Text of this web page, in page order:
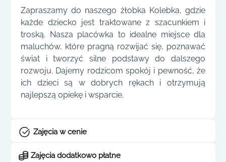
Zapraszamy do naszego żłobka Kolebka, gdzie
każde dziecko jest traktowane z szacunkiem i
troską. Nasza placówka to idealne miejsce dla
maluchów, które pragną rozwijać się, poznawać
świat i tworzyć silne podstawy do dalszego
rozwoju. Dajemy rodzicom spokój i pewność, że
ich dzieci są w dobrych rękach i otrzymują
najlepszą opiekę i wsparcie.
Zajęcia w cenie
Zajęcia dodatkowo płatne